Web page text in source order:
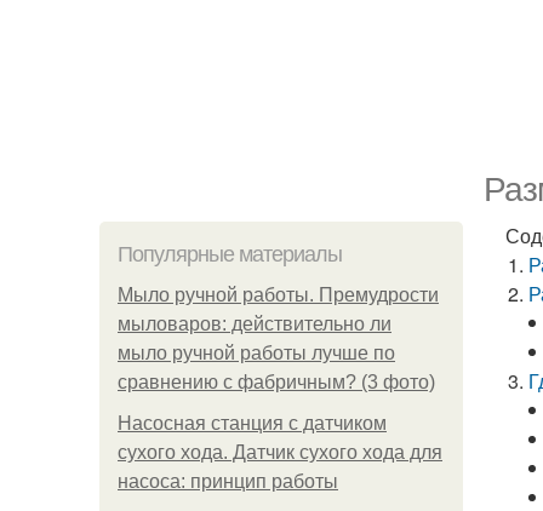
Популярные материалы
Мыло ручной работы. Премудрости
мыловаров: действительно ли
мыло ручной работы лучше по
сравнению с фабричным? (3 фото)
Насосная станция с датчиком
сухого хода. Датчик сухого хода для
насоса: принцип работы